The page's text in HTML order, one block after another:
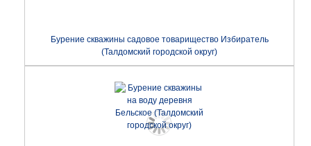
Бурение скважины садовое товарищество Избиратель
(Талдомский городской округ)